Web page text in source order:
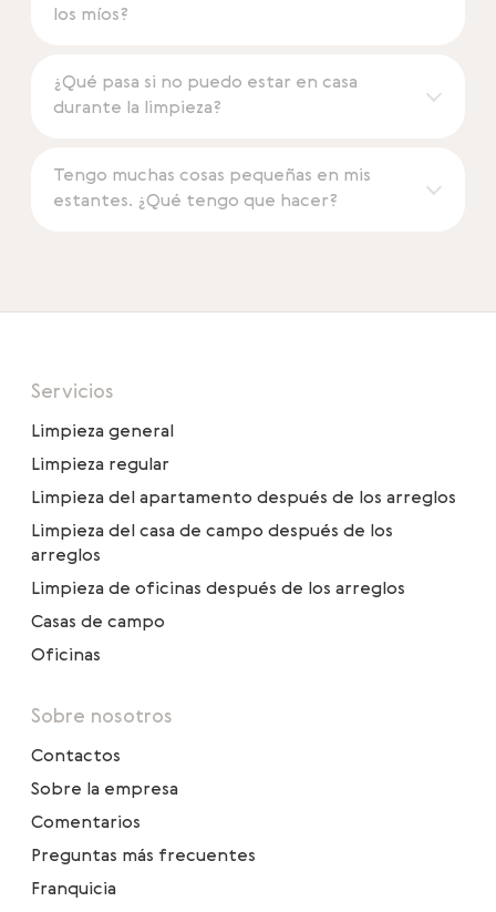
los míos?
¿Qué pasa si no puedo estar en casa
durante la limpieza?
Tengo muchas cosas pequeñas en mis
estantes. ¿Qué tengo que hacer?
Servicios
Limpieza general
Limpieza regular
Limpieza del apartamento después de los arreglos
Limpieza del casa de campo después de los
arreglos
Limpieza de oficinas después de los arreglos
Casas de campo
Oficinas
Sobre nosotros
Contactos
Sobre la empresa
Comentarios
Preguntas más frecuentes
Franquicia